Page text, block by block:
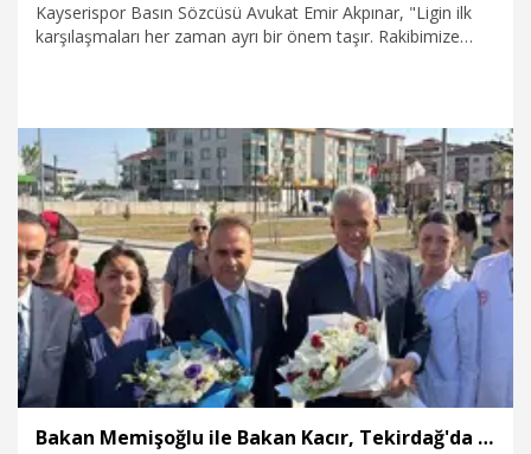
Kayserispor Basın Sözcüsü Avukat Emir Akpınar, "Ligin ilk
karşılaşmaları her zaman ayrı bir önem taşır. Rakibimize
etmek istiyoruz" dedi.
8.08.2026 Spor
Bakan Memişoğlu ile Bakan Kacır, Tekirdağ'da hastane açılışına katıldı